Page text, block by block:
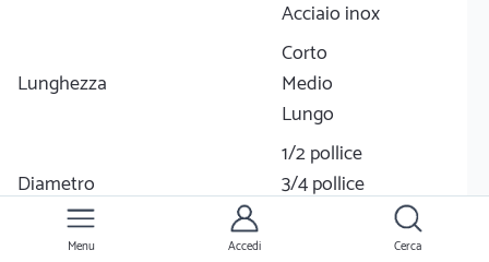
Acciaio inox
Lunghezza
Corto
Medio
Lungo
Diametro
1/2 pollice
3/4 pollice
Menu Accedi Cerca